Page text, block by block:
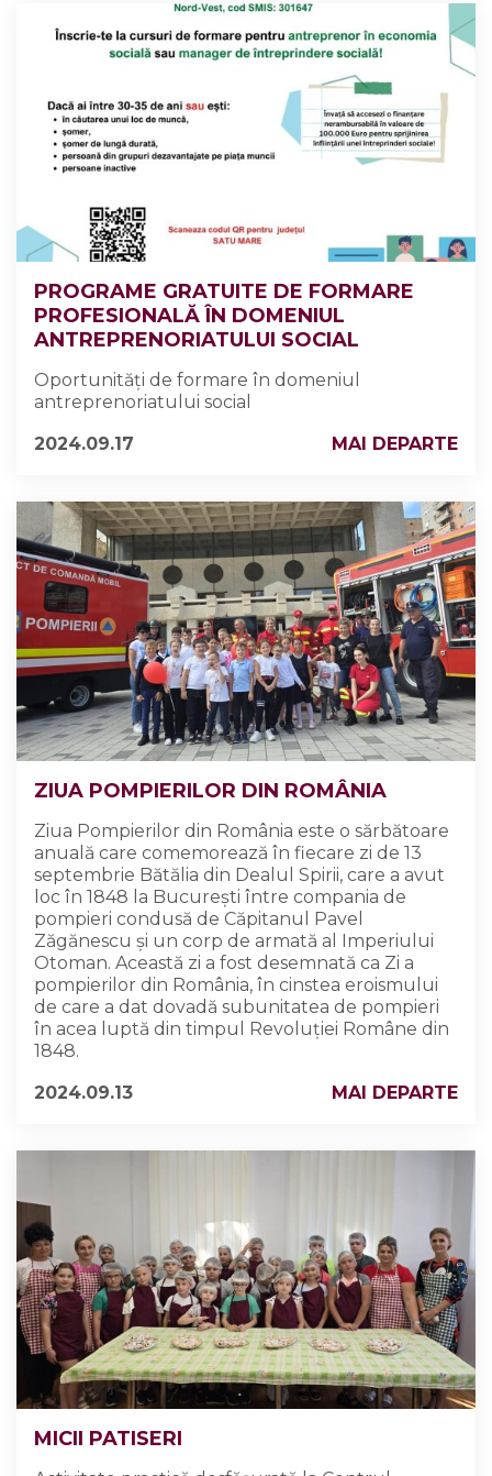
PROGRAME GRATUITE DE FORMARE
PROFESIONALĂ ÎN DOMENIUL
ANTREPRENORIATULUI SOCIAL
Oportunități de formare în domeniul
antreprenoriatului social
2024.09.17
MAI DEPARTE
ZIUA POMPIERILOR DIN ROMÂNIA
Ziua Pompierilor din România este o sărbătoare
anuală care comemorează în fiecare zi de 13
septembrie Bătălia din Dealul Spirii, care a avut
loc în 1848 la București între compania de
pompieri condusă de Căpitanul Pavel
Zăgănescu și un corp de armată al Imperiului
Otoman. Această zi a fost desemnată ca Zi a
pompierilor din România, în cinstea eroismului
de care a dat dovadă subunitatea de pompieri
în acea luptă din timpul Revoluției Române din
1848.
2024.09.13
MAI DEPARTE
MICII PATISERI